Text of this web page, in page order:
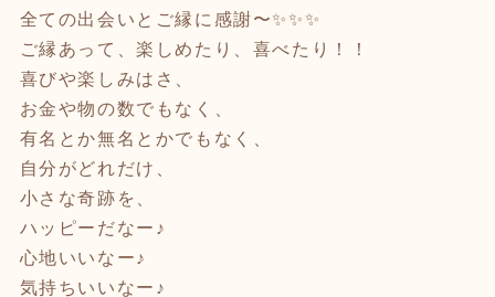
全ての出会いとご縁に感謝〜✨✨✨
ご縁あって、楽しめたり、喜べたり！！
喜びや楽しみはさ、
お金や物の数でもなく、
有名とか無名とかでもなく、
自分がどれだけ、
小さな奇跡を、
ハッピーだなー♪
心地いいなー♪
気持ちいいなー♪